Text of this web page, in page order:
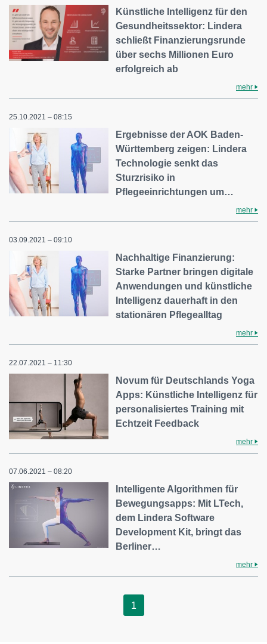
Künstliche Intelligenz für den
Gesundheitssektor: Lindera
schließt Finanzierungsrunde
über sechs Millionen Euro
erfolgreich ab
mehr
25.10.2021 – 08:15
Ergebnisse der AOK Baden-
Württemberg zeigen: Lindera
Technologie senkt das
Sturzrisiko in
Pflegeeinrichtungen um…
mehr
03.09.2021 – 09:10
Nachhaltige Finanzierung:
Starke Partner bringen digitale
Anwendungen und künstliche
Intelligenz dauerhaft in den
stationären Pflegealltag
mehr
22.07.2021 – 11:30
Novum für Deutschlands Yoga
Apps: Künstliche Intelligenz für
personalisiertes Training mit
Echtzeit Feedback
mehr
07.06.2021 – 08:20
Intelligente Algorithmen für
Bewegungsapps: Mit LTech,
dem Lindera Software
Development Kit, bringt das
Berliner…
mehr
1